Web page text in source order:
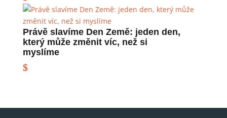
Právě slavíme Den Země: jeden den,
který může změnit víc, než si
myslíme